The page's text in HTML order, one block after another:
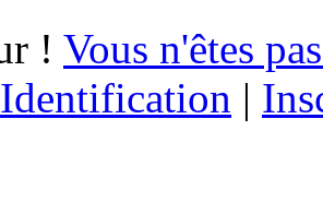
! Vous n'êtes
Identification |